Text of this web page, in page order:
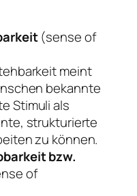
(sense of
meint
bekannte
Stimuli als
strukturierte
zu können.
bzw.
of